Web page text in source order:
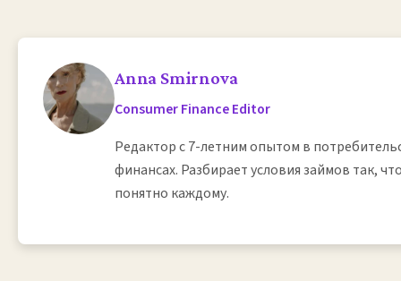
Anna Smirnova
Consumer Finance Editor
Редактор с 7-летним опытом в
финансах. Разбирает условия займов так,
понятно каждому.